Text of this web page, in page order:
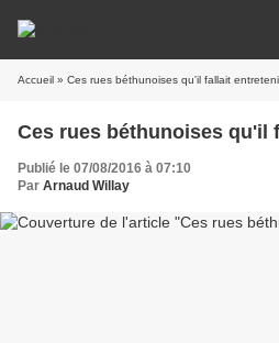
Accueil » Ces rues béthunoises qu'il fallait
Ces rues béthunoises qu'il
Publié le 07/08/2016 à 07:10
Par Arnaud Willay